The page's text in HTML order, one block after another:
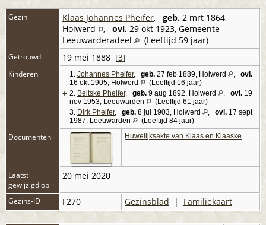
Gezin Klaas Johannes Pheifer, geb. 2 mrt 1864,
Holwerd
, ovl. 29 okt 1923, Gemeente
Leeuwarderadeel
(Leeftijd 59 jaar)
Getrouwd 19 mei 1888 [3]
Kinderen 1. Johannes Pheifer, geb. 27 feb 1889, Holwerd , ovl.
16 okt 1905, Holwerd
(Leeftijd 16 jaar)
+ 2. Beitske Pheifer, geb. 9 aug 1892, Holwerd , ovl. 19
nov 1953, Leeuwarden
(Leeftijd 61 jaar)
3. Dirk Pheifer, geb. 8 jul 1903, Holwerd , ovl. 17 sept
1987, Leeuwarden
(Leeftijd 84 jaar)
Documenten Huwelijksakte van Klaas en Klaaske
Laatst
gewijzigd op
20 mei 2020
Gezins-ID F270 Gezinsblad | Familiekaart